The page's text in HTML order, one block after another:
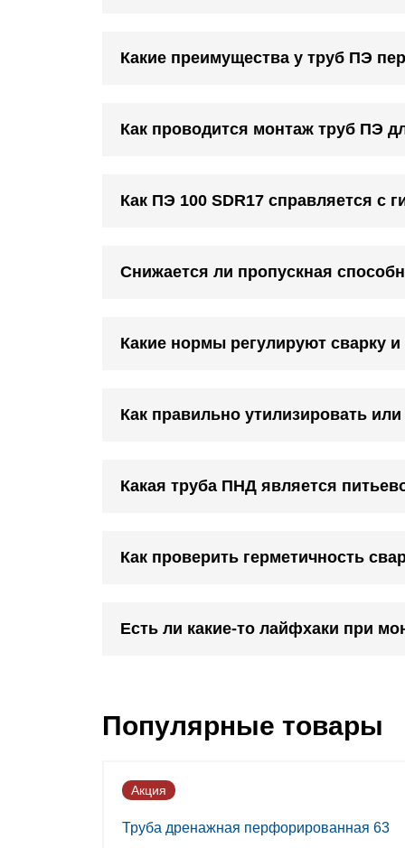
Какие преимущества у труб ПЭ
Как проводится монтаж труб ПЭ
Как ПЭ 100 SDR17 справляется с
Снижается ли пропускная
Какие нормы регулируют сварку
Как правильно утилизировать
Какая труба ПНД является
Как проверить герметичность
Есть ли какие-то лайфхаки при
Популярные товары
Акция
Труба дренажная перфорированная 63